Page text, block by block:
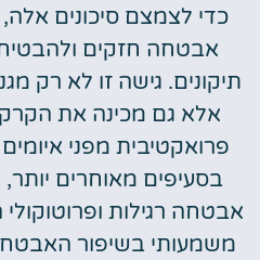
כדי לצמצם סיכונים אלה,
אבטחה חזקים ולהבטיח
תיקונים. גישה זו לא רק
אלא גם מכינה את
פרואקטיבית מפני
בסעיפים מאוחרים
אבטחה רגילות
משמעותי בשיפור